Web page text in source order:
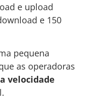
e upload
e 150
pequena
as operadoras
velocidade